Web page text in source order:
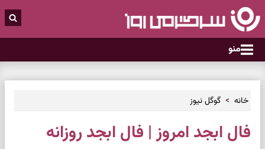
منو
خانه گوگل نیوز
فال ابجد امروز | فال ابجد روزانه